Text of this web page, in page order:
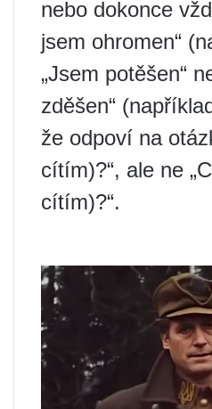
nebo dokonce
jsem ohromen“
„Jsem potěšen“
zděšen“
že odpoví na
cítím)?“, ale ne
cítím)?“.